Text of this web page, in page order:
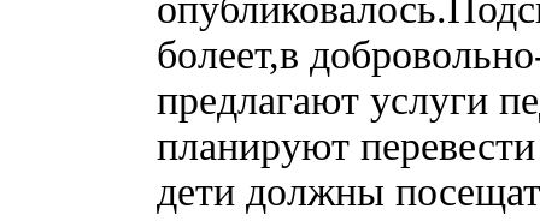
болеет,в
предлагают услуги
планируют
дети должны